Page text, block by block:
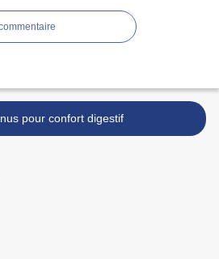
pour confort digestif